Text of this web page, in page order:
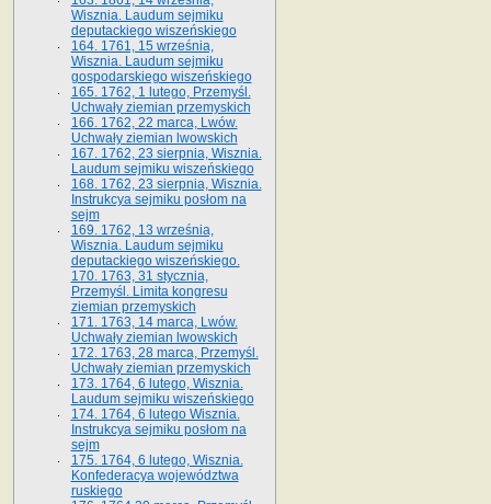
Wisznia. Laudum sejmiku
deputackiego wiszeńskiego
164. 1761, 15 września,
Wisznia. Laudum sejmiku
gospodarskiego wiszeńskiego
165. 1762, 1 lutego, Przemyśl.
Uchwały ziemian przemyskich
166. 1762, 22 marca, Lwów.
Uchwały ziemian lwowskich
167. 1762, 23 sierpnia, Wisznia.
Laudum sejmiku wiszeńskiego
168. 1762, 23 sierpnia, Wisznia.
Instrukcya sejmiku posłom na
sejm
169. 1762, 13 września,
Wisznia. Laudum sejmiku
deputackiego wiszeńskiego.
170. 1763, 31 stycznia,
Przemyśl. Limita kongresu
ziemian przemyskich
171. 1763, 14 marca, Lwów.
Uchwały ziemian lwowskich
172. 1763, 28 marca, Przemyśl.
Uchwały ziemian przemyskich
173. 1764, 6 lutego, Wisznia.
Laudum sejmiku wiszeńskiego
174. 1764, 6 lutego Wisznia.
Instrukcya sejmiku posłom na
sejm
175. 1764, 6 lutego, Wisznia.
Konfederacya województwa
ruskiego